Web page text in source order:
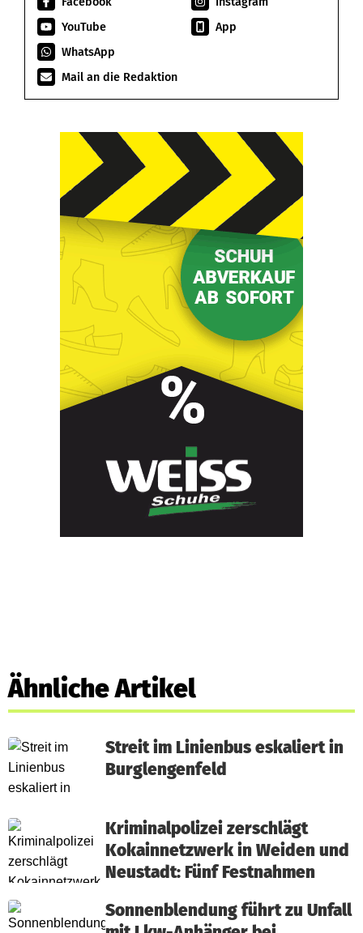
YouTube
App
WhatsApp
Mail an die Redaktion
Ähnliche Artikel
Streit im Linienbus eskaliert in
Burglengenfeld
Kriminalpolizei zerschlägt
Kokainnetzwerk in Weiden und
Neustadt: Fünf Festnahmen
Sonnenblendung führt zu Unfall